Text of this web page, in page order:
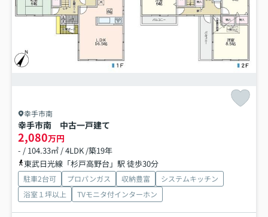
幸手市南
幸手市南 中古一戸建て
2,080万円
- / 104.33㎡ / 4LDK /築19年
東武日光線「杉戸高野台」駅 徒歩30分
駐車2台可 プロパンガス 収納豊富
システムキッチン
浴室１坪以上
TVモニタ付インターホン